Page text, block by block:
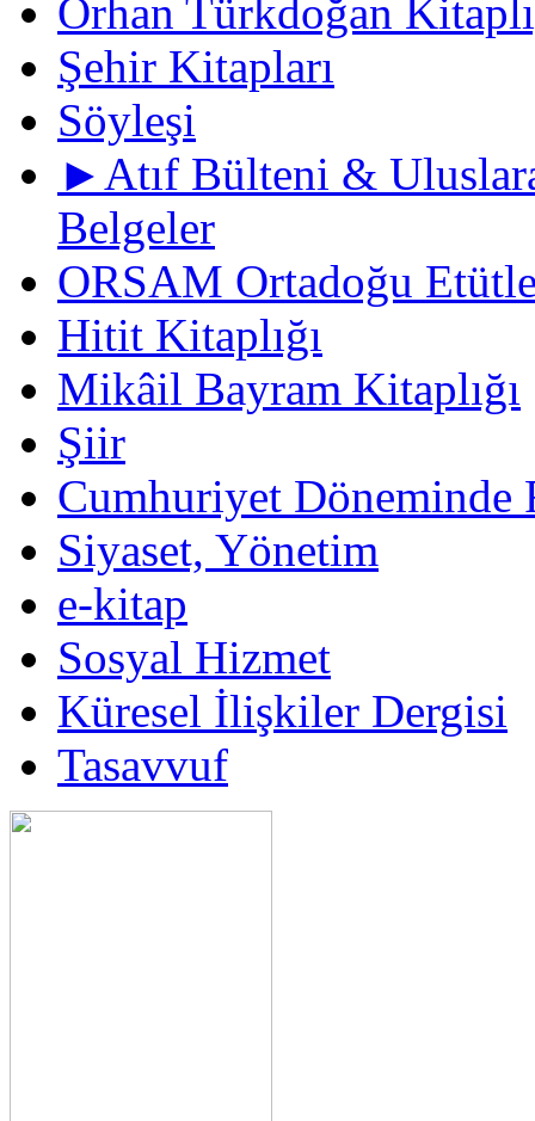
Orhan Türkdoğan
Şehir Kitapları
Söyleşi
►Atıf Bülteni &
Belgeler
ORSAM Ortadoğu
Hitit Kitaplığı
Mikâil Bayram Kitaplığı
Şiir
Cumhuriyet Döneminde
Siyaset, Yönetim
e-kitap
Sosyal Hizmet
Küresel İlişkiler Dergisi
Tasavvuf